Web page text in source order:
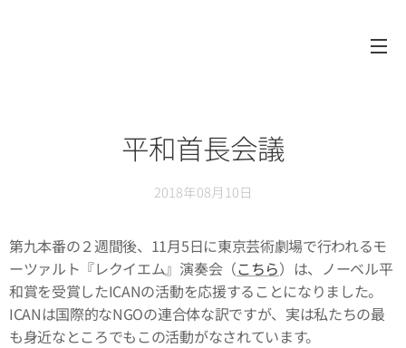
平和首長会議
2018年08月10日
第九本番の２週間後、11月5日に東京芸術劇場で行われるモ
ーツァルト『レクイエム』演奏会（こちら）は、ノーベル平
和賞を受賞したICANの活動を応援することになりました。
ICANは国際的なNGOの連合体な訳ですが、実は私たちの最
も身近なところでもこの活動がなされています。